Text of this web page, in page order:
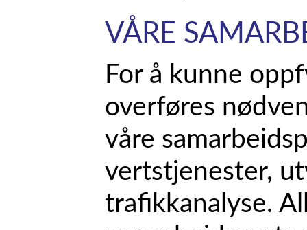
VÅRE
For å kunne
overføres
våre
vertstjenester,
trafikkanalyse.